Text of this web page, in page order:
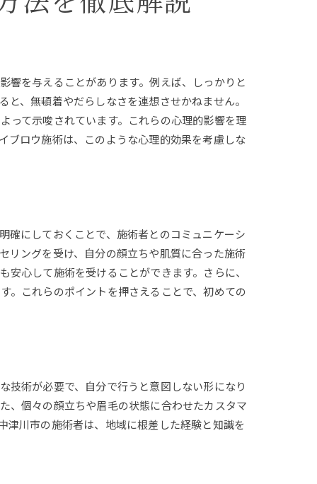
響を与えることがあります。例えば、しっかりと
、無頓着やだらしなさを連想させかねません。
って示唆されています。これらの心理的影響を理
ブロウ施術は、このような心理的効果を考慮しな
確にしておくことで、施術者とのコミュニケーシ
リングを受け、自分の顔立ちや肌質に合った施術
心して施術を受けることができます。さらに、
。これらのポイントを押さえることで、初めての
技術が必要で、自分で行うと意図しない形になり
、個々の顔立ちや眉毛の状態に合わせたカスタマ
津川市の施術者は、地域に根差した経験と知識を